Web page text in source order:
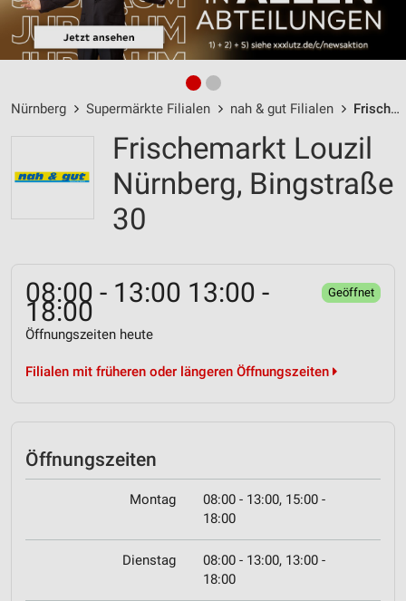
Nürnberg Supermärkte Filialen nah & gut Filialen Frischemarkt Louzil Nürnberg / Bingstraße 30 - Öffnungszeiten & Adresse
Frischemarkt Louzil
Nürnberg, Bingstraße
30
08:00 - 13:00 13:00 -
18:00
Geöffnet
Öffnungszeiten heute
Filialen mit früheren oder längeren Öffnungszeiten
Öffnungszeiten
Montag
08:00 - 13:00, 15:00 -
18:00
Dienstag
08:00 - 13:00, 13:00 -
18:00